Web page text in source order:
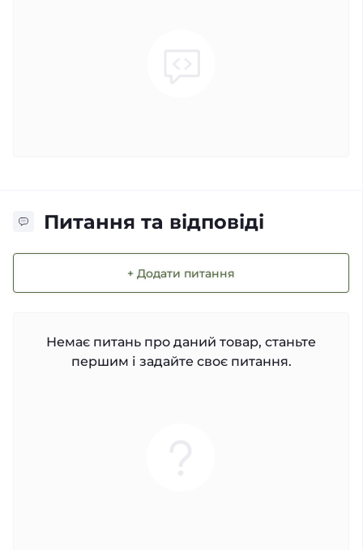
Питання та відповіді
+ Додати питання
Немає питань про даний товар, станьте
першим і задайте своє питання.